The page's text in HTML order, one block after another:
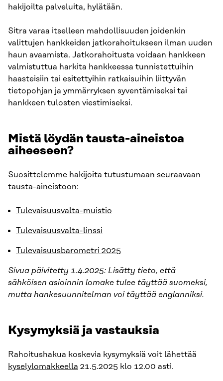
hakijoilta palveluita, hylätään.
Sitra varaa itselleen mahdollisuuden joidenkin
valittujen hankkeiden jatkorahoitukseen ilman uuden
haun avaamista. Jatkorahoitusta voidaan hankkeen
valmistuttua harkita hankkeessa tunnistettuihin
haasteisiin tai esitettyihin ratkaisuihin liittyvän
tietopohjan ja ymmärryksen syventämiseksi tai
hankkeen tulosten viestimiseksi.
Mistä löydän tausta-aineistoa
aiheeseen?
Suosittelemme hakijoita tutustumaan seuraavaan
tausta-aineistoon:
Tulevaisuusvalta-muistio
Tulevaisuusvalta-linssi
Tulevaisuusbarometri 2025
Sivua päivitetty 1.4.2025: Lisätty tieto, että
sähköisen asioinnin lomake tulee täyttää suomeksi,
mutta hankesuunnitelman voi täyttää englanniksi.
Kysymyksiä ja vastauksia
Rahoitushakua koskevia kysymyksiä voit lähettää
kyselylomakkeella 21.5.2025 klo 12.00 asti.